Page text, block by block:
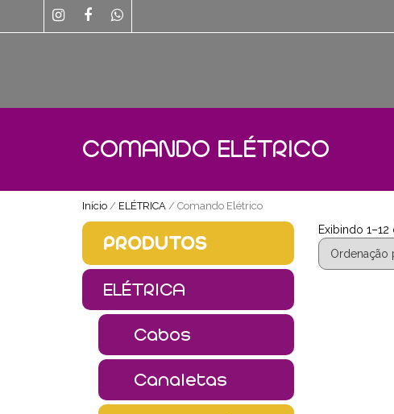
COMANDO ELÉTRICO
Início / ELÉTRICA / Comando Elétrico
PRODUTOS
ELÉTRICA
Cabos
Canaletas
Exibindo